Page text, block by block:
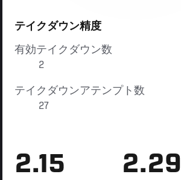
テイクダウン精度
有効テイクダウン数
2
テイクダウンアテンプト数
27
2.15 2.29